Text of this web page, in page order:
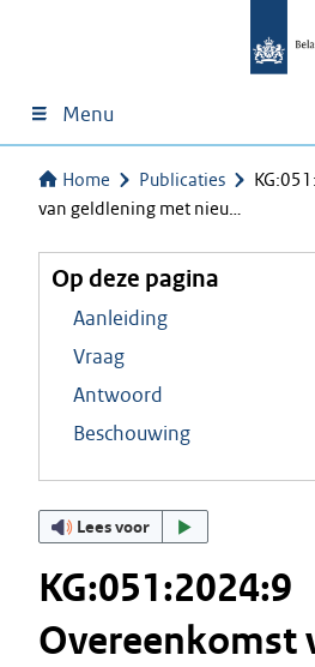
Menu
Home Publicaties
van geldlening met nieu…
Op deze pagina
Aanleiding
Vraag
Antwoord
Beschouwing
Lees voor
KG:051:2024:9
Overeenkomst